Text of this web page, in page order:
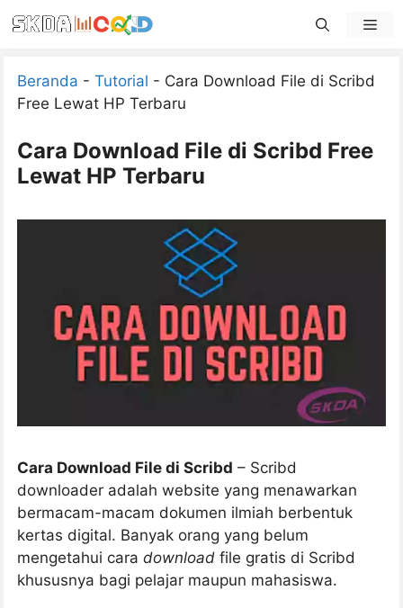
to
Beranda - Tutorial - Cara Download File di Scribd
Free Lewat HP Terbaru
Cara Download File di Scribd Free
Lewat HP Terbaru
Cara Download File di Scribd – Scribd
downloader adalah website yang menawarkan
bermacam-macam dokumen ilmiah berbentuk
kertas digital. Banyak orang yang belum
mengetahui cara download file gratis di Scribd
khususnya bagi pelajar maupun mahasiswa.